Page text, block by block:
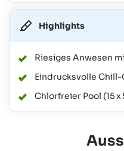
Highlights
Riesiges Anwesen
Eindrucksvolle
Chlorfreier Pool (15